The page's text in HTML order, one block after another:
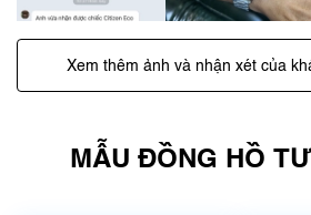
Xem thêm ảnh và nhận xét của
MẪU ĐỒNG HỒ